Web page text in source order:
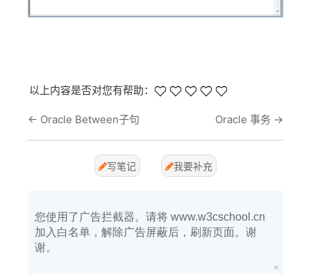
以上内容是否对您有帮助：
← Oracle Between子句 Oracle 事务 →
写笔记 我要补充
您使用了广告拦截器。请将 www.w3cschool.cn
加入白名单，解除广告屏蔽后，刷新页面。谢
谢。